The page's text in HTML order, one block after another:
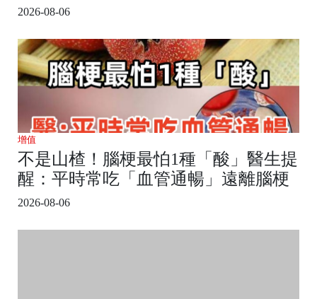
2026-08-06
增值
不是山楂！腦梗最怕1種「酸」醫生提
醒：平時常吃「血管通暢」遠離腦梗
2026-08-06